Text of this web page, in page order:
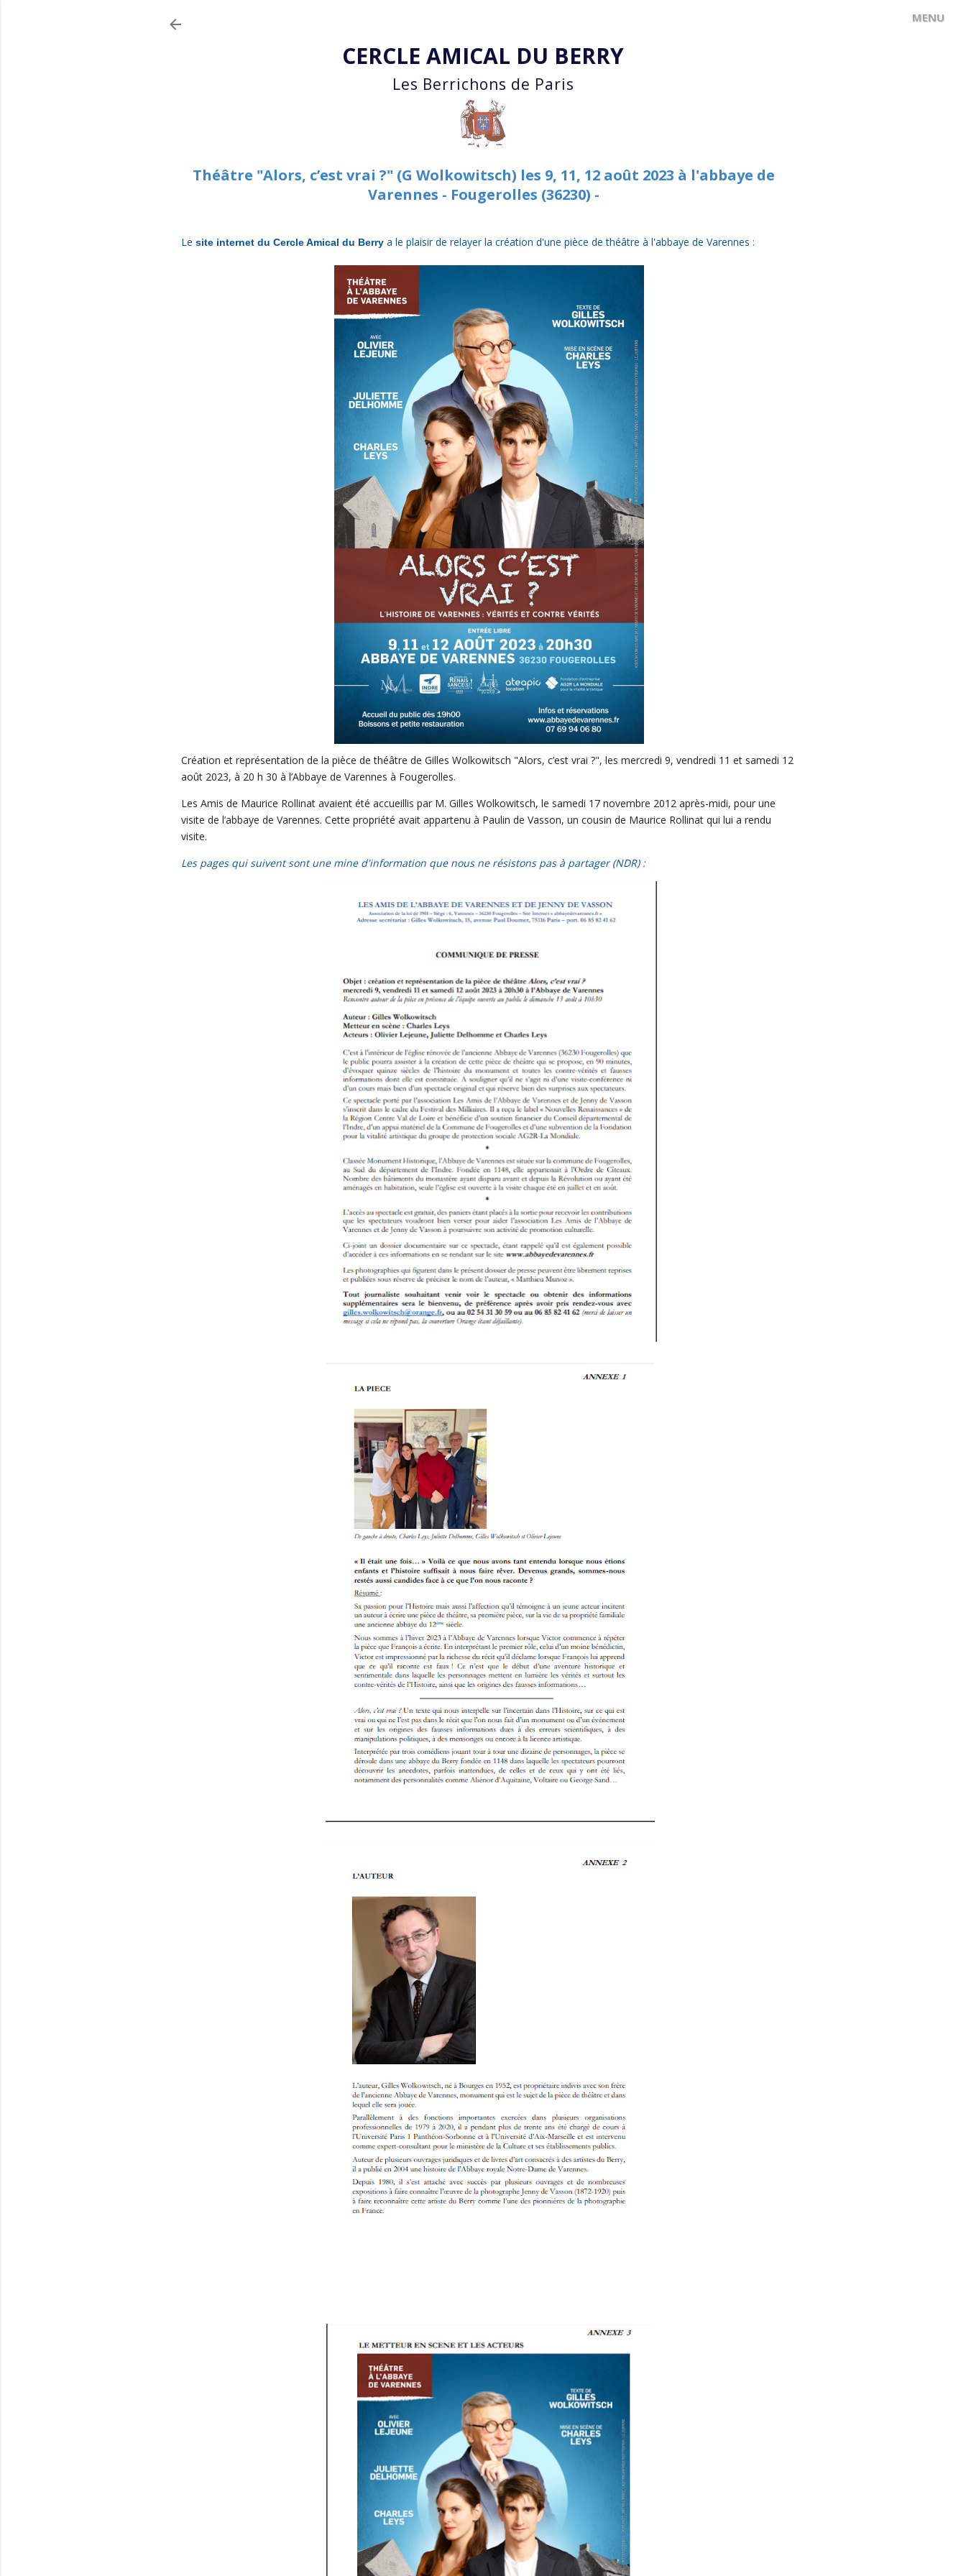
CERCLE AMICAL DU BERRY
Les Berrichons de Paris
Théâtre "Alors, c’est vrai ?" (G Wolkowitsch) les 9, 11, 12 août 2023 à l'abbaye de
Varennes - Fougerolles (36230) -
Le site internet du Cercle Amical du Berry a le plaisir de relayer la création d'une pièce de théâtre à l'abbaye de Varennes :
Création et représentation de la pièce de théâtre de Gilles Wolkowitsch "Alors, c’est vrai ?", les mercredi 9, vendredi 11 et samedi 12
août 2023, à 20 h 30 à l’Abbaye de Varennes à Fougerolles.
Les Amis de Maurice Rollinat avaient été accueillis par M. Gilles Wolkowitsch, le samedi 17 novembre 2012 après-midi, pour une
visite de l’abbaye de Varennes. Cette propriété avait appartenu à Paulin de Vasson, un cousin de Maurice Rollinat qui lui a rendu
visite.
Les pages qui suivent sont une mine d'information que nous ne résistons pas à partager (NDR) :